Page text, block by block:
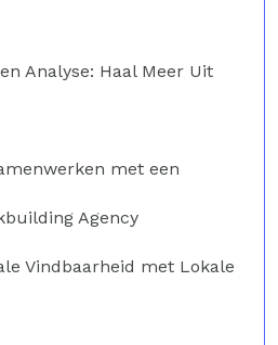
Analyse: Haal Meer Uit
met een
Agency
Vindbaarheid met Lokale